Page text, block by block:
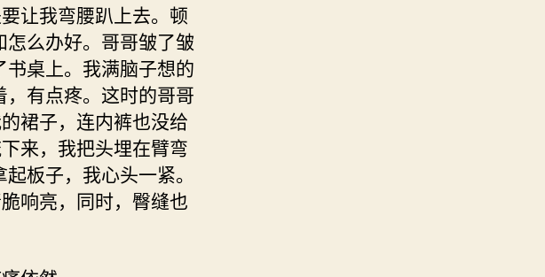
让我弯腰趴上去。顿
么办好。哥哥皱了皱
桌上。我满脑子想的
有点疼。这时的哥哥
裙子，连内裤也没给
来，我把头埋在臂弯
板子，我心头一紧。
响亮，同时，臀缝也